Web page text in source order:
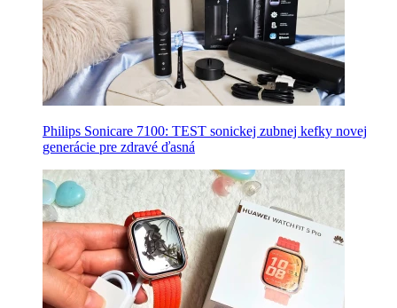
Philips Sonicare 7100: TEST sonickej zubnej kefky novej
generácie pre zdravé ďasná